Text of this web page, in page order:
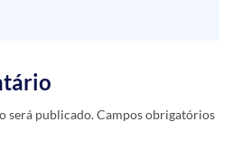
será publicado.Campos obrigatórios